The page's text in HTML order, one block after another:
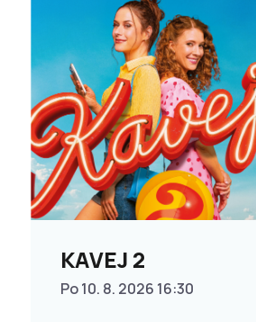
KAVEJ 2
Po 10. 8. 2026 16:30